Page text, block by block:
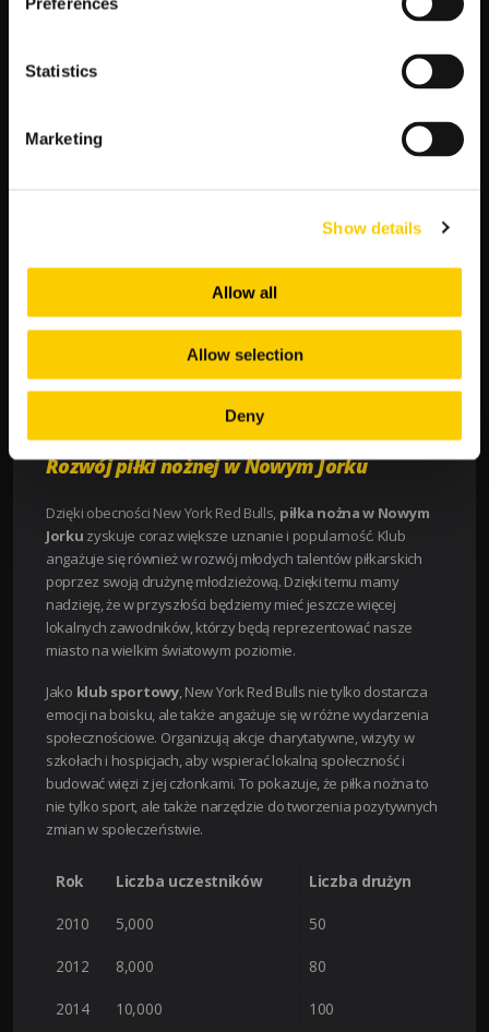
Statistics
Marketing
Show details
Allow all
Allow selection
Deny
ten cieszy się dużym poparciem mieszkańców i fanów piłki
New York Red Bulls to klub, który reprezentuje miasto w Major
i budzą dumę u wielu osób. Mecze drużyny są wydarzeniami,
na które ludzie czekają z niecierpliwością, a trybuny stadionu
„Piłka nożna to nie tylko gra, to styl życia. W
codziennie, gdy ludzie z różnych środowisk
spotykają się, aby wspólnie cieszyć się tym
sportem i wspierać naszą drużynę. To piękne
widzieć, jak piłka nożna może łączyć i tworzyć
miłośnik piłki nożnej z Nowego Jorku.
Rozwój piłki nożnej w Nowym Jorku
Dzięki obecności New York Red Bulls, piłka nożna w Nowym
Jorku zyskuje coraz większe uznanie i popularność. Klub
angażuje się również w rozwój młodych talentów piłkarskich
poprzez swoją drużynę młodzieżową. Dzięki temu mamy
nadzieję, że w przyszłości będziemy mieć jeszcze więcej
lokalnych zawodników, którzy będą reprezentować nasze
miasto na wielkim światowym poziomie.
Jako klub sportowy, New York Red Bulls nie tylko dostarcza
emocji na boisku, ale także angażuje się w różne wydarzenia
społecznościowe. Organizują akcje charytatywne, wizyty w
szkołach i hospicjach, aby wspierać lokalną społeczność i
budować więzi z jej członkami. To pokazuje, że piłka nożna to
nie tylko sport, ale także narzędzie do tworzenia pozytywnych
zmian w społeczeństwie.
Rok Liczba uczestników Liczba drużyn
2010 5,000 50
2012 8,000 80
2014 10,000 100